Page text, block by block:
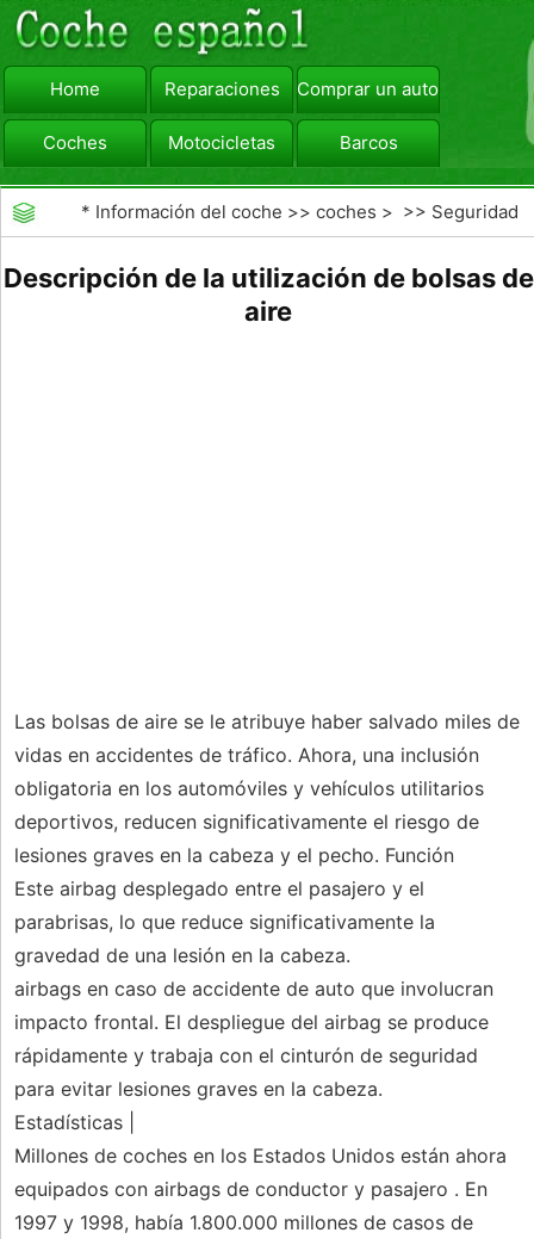
Home Reparaciones Comprar un automóvil
Coches Motocicletas Barcos
viajar Camiones
* Información del coche >>coches > >> Seguridad
Descripción de la utilización de bolsas de
aire
Las bolsas de aire se le atribuye haber salvado miles de
vidas en accidentes de tráfico. Ahora, una inclusión
obligatoria en los automóviles y vehículos utilitarios
deportivos, reducen significativamente el riesgo de
lesiones graves en la cabeza y el pecho. Función
Este airbag desplegado entre el pasajero y el
parabrisas, lo que reduce significativamente la
gravedad de una lesión en la cabeza.
airbags en caso de accidente de auto que involucran
impacto frontal. El despliegue del airbag se produce
rápidamente y trabaja con el cinturón de seguridad
para evitar lesiones graves en la cabeza.
Estadísticas |
Millones de coches en los Estados Unidos están ahora
equipados con airbags de conductor y pasajero . En
1997 y 1998, había 1.800.000 millones de casos de